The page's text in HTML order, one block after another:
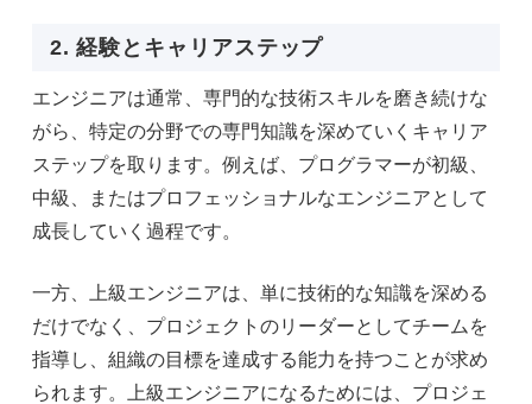
2. 経験とキャリアステップ
エンジニアは通常、専門的な技術スキルを磨き続けな
がら、特定の分野での専門知識を深めていくキャリア
ステップを取ります。例えば、プログラマーが初級、
中級、またはプロフェッショナルなエンジニアとして
成長していく過程です。
一方、上級エンジニアは、単に技術的な知識を深める
だけでなく、プロジェクトのリーダーとしてチームを
指導し、組織の目標を達成する能力を持つことが求め
られます。上級エンジニアになるためには、プロジェ